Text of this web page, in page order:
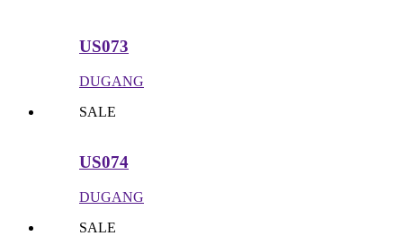
US073
DUGANG
SALE
US074
DUGANG
SALE